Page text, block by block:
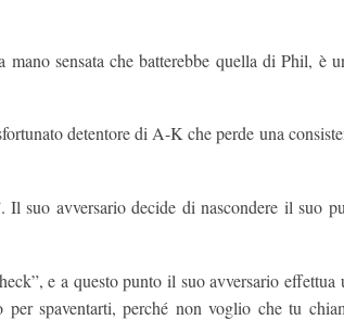
sensata che batterebbe quella di Phil,
detentore di A-K che perde una
suo avversario decide di nascondere il suo
e a questo punto il suo avversario effettua
spaventarti, perché non voglio che tu